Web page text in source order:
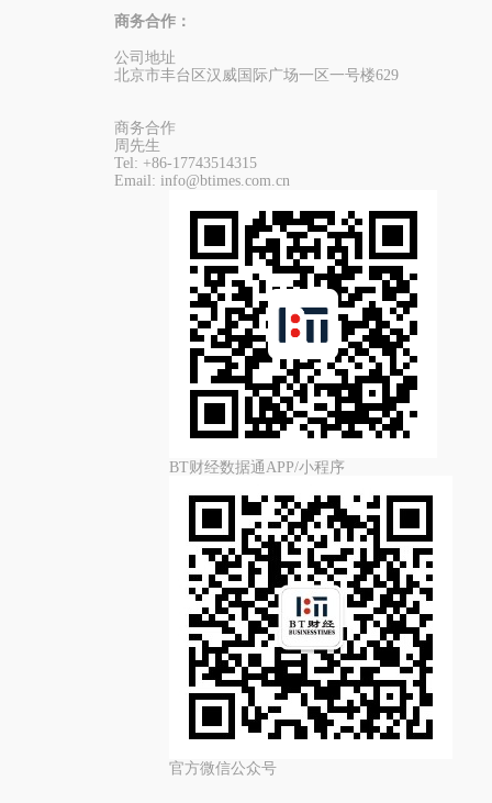
商务合作：
公司地址
北京市丰台区汉威国际广场一区一号楼629
商务合作
周先生
Tel: +86-17743514315
Email: info@btimes.com.cn
BT财经数据通APP/小程序
官方微信公众号